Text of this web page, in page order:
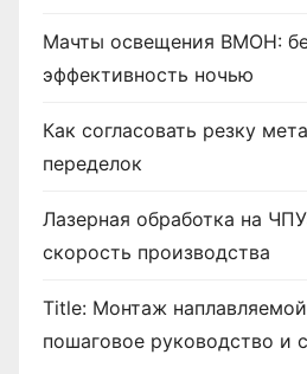
Мачты освещения ВМОН:
эффективность ночью
Как согласовать резку
переделок
Лазерная обработка на
скорость производства
Title: Монтаж
пошаговое руководство и